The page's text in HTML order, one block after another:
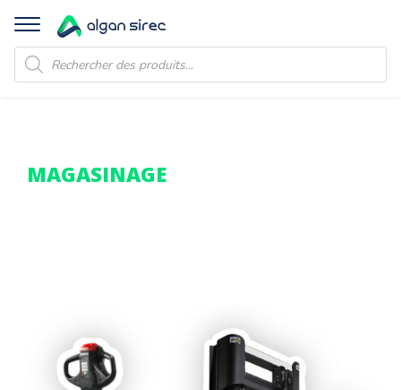
Recherche
de
produits
MAGASINAGE